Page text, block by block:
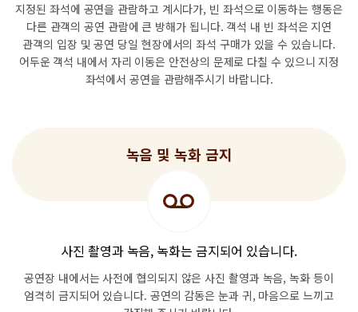
지정된 좌석에 공연을 관람하고 계시다가, 빈 좌석으로 이동하는 행동은
다른 관객의 공연 관람에 큰 방해가 됩니다. 객석 내 빈 좌석은 지연
관객의 입장 및 공연 당일 현장에서의 좌석 구매가 있을 수 있습니다.
어두운 객석 내에서 자리 이동은 안전상의 문제로 다칠 수 있으니 지정
좌석에서 공연을 관람해주시기 바랍니다.
녹음 및 녹화 금지
사진 촬영과 녹음, 녹화는 금지되어 있습니다.
공연장 내에서는 사전에 협의되지 않은 사진 촬영과 녹음, 녹화 등이
엄격히 금지되어 있습니다. 공연의 감동은 눈과 귀, 마음으로 느끼고